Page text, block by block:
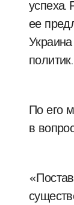
успеха.
ее
политик.
По его
в